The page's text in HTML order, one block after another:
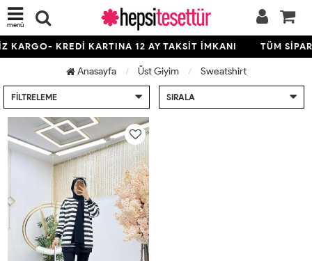
menü
KARGO- KREDİ KARTINA 12 AY TAKSİT İMKANI TÜM
Anasayfa Üst Giyim Sweatshirt
FILTRELEME SIRALA